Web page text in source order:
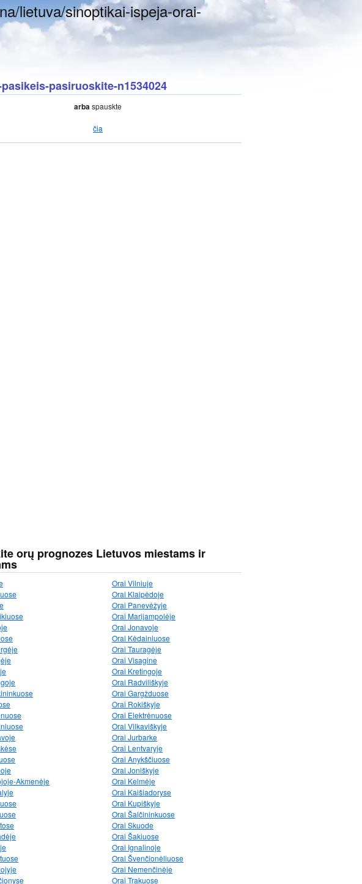
lietuva/sinoptikai-ispeja-orai-
pasiruoskite-n1534024
arbaspauskte
čia
orų prognozes Lietuvos miestams ir
Akmenėje
Orai Vilniuje
Orai Klaipėdoje
Orai Panevėžyje
Orai Marijampolėje
Orai Jonavoje
Orai Kėdainiuose
Orai Tauragėje
Orai Visagine
Orai Kretingoje
Orai Radviliškyje
Orai Gargžduose
Orai Rokiškyje
Orai Elektrėnuose
Orai Vilkaviškyje
Orai Jurbarke
Orai Lentvaryje
Orai Anykščiuose
Orai Joniškyje
Orai Kelmėje
Orai Kaišiadoryse
Orai Kupiškyje
Orai Šalčininkuose
Orai Skuode
Orai Šakiuose
Orai Ignalinoje
Orai Švenčionėliuose
Orai Nemenčinėje
Orai Trakuose